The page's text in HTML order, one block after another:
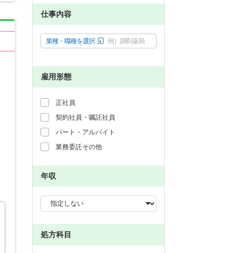
仕事内容
業種・職種を選択 例）調剤薬局
雇用形態
正社員
契約社員・嘱託社員
パート・アルバイト
業務委託その他
年収
処方科目